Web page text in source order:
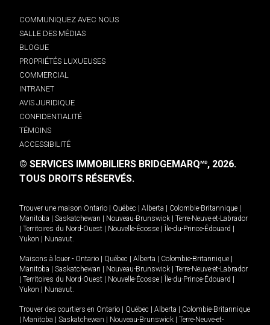
COMMUNIQUEZ AVEC NOUS
SALLE DES MÉDIAS
BLOGUE
PROPRIÉTÉS LUXUEUSES
COMMERCIAL
INTRANET
AVIS JURIDIQUE
CONFIDENTIALITÉ
TÉMOINS
ACCESSIBILITÉ
© SERVICES IMMOBILIERS BRIDGEMARQMD, 2026.
TOUS DROITS RÉSERVÉS.
Trouver une maison Ontario Québec Alberta Colombie-Britannique
Manitoba
Saskatchewan Nouveau-Brunswick
Terre-Neuve-et-Labrador
Territoires du Nord-Ouest Nouvelle-Écosse Île-du-Prince-Édouard
Yukon
Nunavut.
Maisons à louer - Ontario Québec Alberta Colombie-Britannique
Manitoba
Saskatchewan Nouveau-Brunswick
Terre-Neuve-et-Labrador
Territoires du Nord-Ouest Nouvelle-Écosse Île-du-Prince-Édouard
Yukon
Nunavut.
Trouver des courtiers en Ontario Québec Alberta
Colombie-Britannique
Manitoba Saskatchewan Nouveau-Brunswick
Terre-Neuve-et-